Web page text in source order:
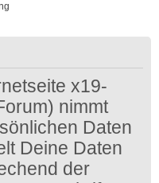
x19-
nimmt
Daten
Deine Daten
der